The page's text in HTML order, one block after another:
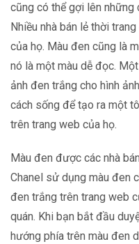
cũng có thể gợi lên những
Nhiều nhà bán lẻ thời
của họ. Màu đen cũng là
nó là một màu dễ đọc.
ảnh đen trắng cho hình
cách sống để tạo ra một
trên trang web của họ.
Màu đen được các nhà
Chanel sử dụng màu đen
đen trắng trên trang web
quán. Khi bạn bắt đầu
hướng phía trên màu đen